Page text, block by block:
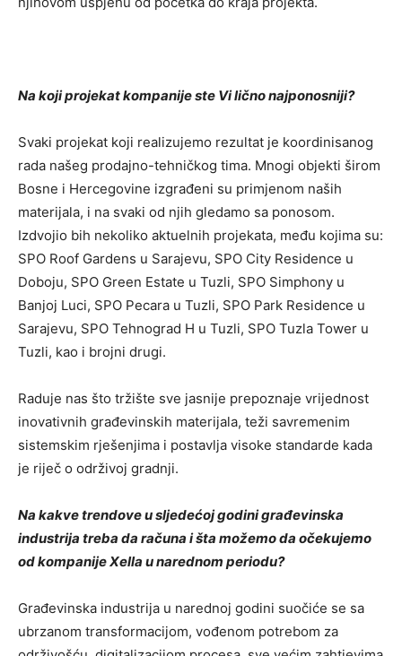
Na koji projekat kompanije ste Vi lično najponosniji?
Svaki projekat koji realizujemo rezultat je koordinisanog
rada našeg prodajno-tehničkog tima. Mnogi objekti širom
Bosne i Hercegovine izgrađeni su primjenom naših
materijala, i na svaki od njih gledamo sa ponosom.
Izdvojio bih nekoliko aktuelnih projekata, među kojima su:
SPO Roof Gardens u Sarajevu, SPO City Residence u
Doboju, SPO Green Estate u Tuzli, SPO Simphony u
Banjoj Luci, SPO Pecara u Tuzli, SPO Park Residence u
Sarajevu, SPO Tehnograd H u Tuzli, SPO Tuzla Tower u
Tuzli, kao i brojni drugi.
Raduje nas što tržište sve jasnije prepoznaje vrijednost
inovativnih građevinskih materijala, teži savremenim
sistemskim rješenjima i postavlja visoke standarde kada
je riječ o održivoj gradnji.
Na kakve trendove u sljedećoj godini građevinska
industrija treba da računa i šta možemo da očekujemo
od kompanije Xella u narednom periodu?
Građevinska industrija u narednoj godini suočiće se sa
ubrzanom transformacijom, vođenom potrebom za